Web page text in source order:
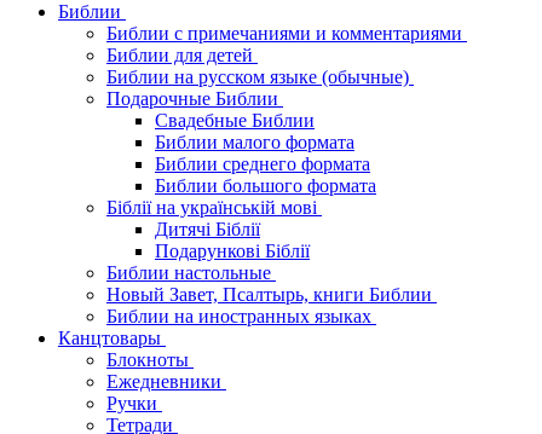
Библии
Библии с примечаниями и комментариями
Библии для детей
Библии на русском языке (обычные)
Подарочные Библии
Свадебные Библии
Библии малого формата
Библии среднего формата
Библии большого формата
Біблії на українській мові
Дитячі Біблії
Подарункові Біблії
Библии настольные
Новый Завет, Псалтырь, книги Библии
Библии на иностранных языках
Канцтовары
Блокноты
Ежедневники
Ручки
Тетради